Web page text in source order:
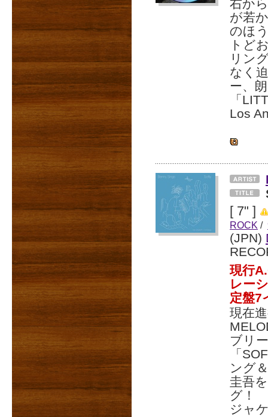
右か
が若
のほ
トど
リン
なく
ー、
「
Los
[ 7" ]
ROCK /
(JPN)
現行
レー
定盤7
現在
ブリ
「
ング
圭吾
グ！
ジャ